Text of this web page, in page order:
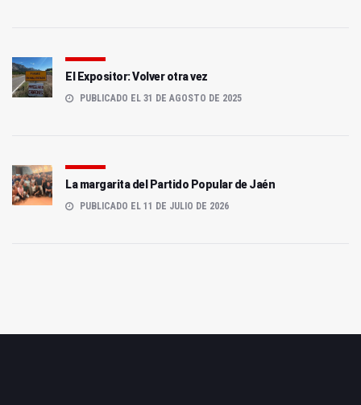
El Expositor: Volver otra vez
PUBLICADO EL 31 DE AGOSTO DE 2025
La margarita del Partido Popular de Jaén
PUBLICADO EL 11 DE JULIO DE 2026